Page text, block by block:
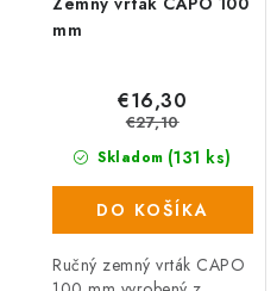
mm
Skladom (131 ks)
€16,30
€27,10
DO KOŠÍKA
Ručný zemný vrták CAPO